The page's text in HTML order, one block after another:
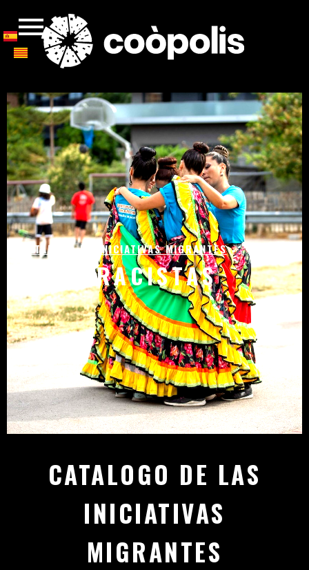
CATALOGO DE INICIATIVAS MIGRANTES
ANTIRRACISTAS
CATALOGO DE LAS
INICIATIVAS
MIGRANTES